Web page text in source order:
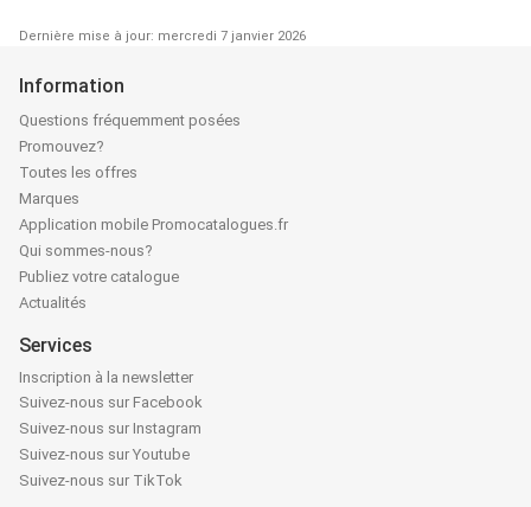
Dernière mise à jour: mercredi 7 janvier 2026
Information
Questions fréquemment posées
Promouvez?
Toutes les offres
Marques
Application mobile Promocatalogues.fr
Qui sommes-nous?
Publiez votre catalogue
Actualités
Services
Inscription à la newsletter
Suivez-nous sur Facebook
Suivez-nous sur Instagram
Suivez-nous sur Youtube
Suivez-nous sur TikTok